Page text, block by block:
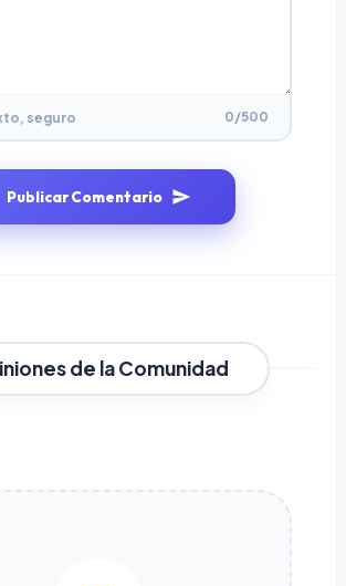
seguro 0/500
Publicar Comentario
de la Comunidad